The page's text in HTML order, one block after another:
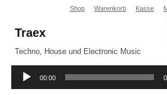
Shop Warenkorb Kasse
Traex
Techno, House und Electronic Music